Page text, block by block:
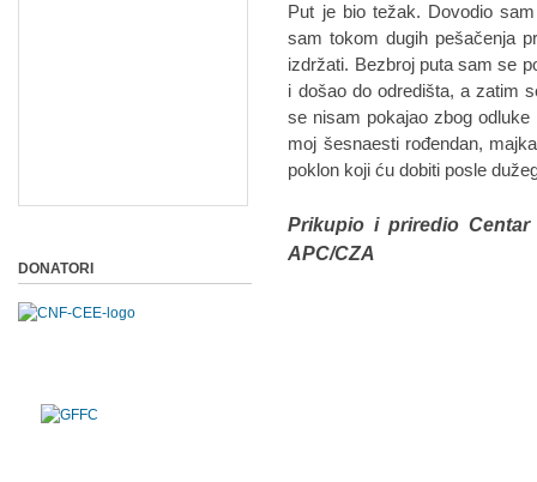
Put je bio težak. Dovodio
sam tokom dugih pešačenja
izdržati. Bezbroj puta sam se
i došao do odredišta, a zatim
se nisam pokajao zbog
moj šesnaesti rođendan,
poklon koji ću dobiti posle
Prikupio i priredio
APC/CZA
DONATORI